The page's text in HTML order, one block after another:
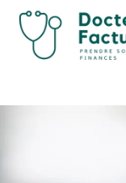
Aller
contenu